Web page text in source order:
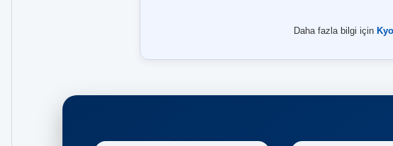
Daha fazla bilgi için